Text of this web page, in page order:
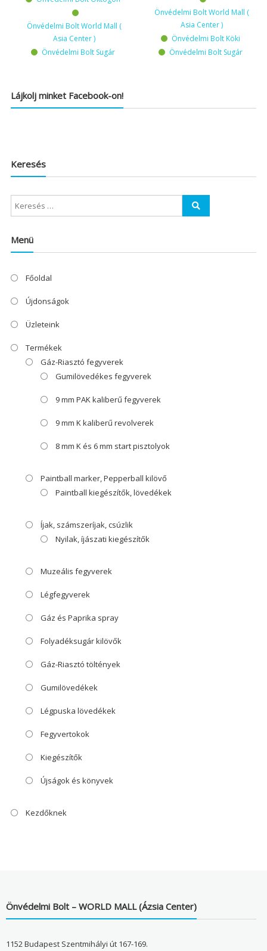
Önvédelmi Bolt World Mall (
Asia Center )
Önvédelmi Bolt Sugár
Önvédelmi Bolt World Mall (
Asia Center )
Önvédelmi Bolt Köki
Önvédelmi Bolt Sugár
Lájkolj minket Facebook-on!
Keresés
Menü
Főoldal
Újdonságok
Üzleteink
Termékek
Gáz-Riasztó fegyverek
Gumilövedékes fegyverek
9 mm PAK kaliberű fegyverek
9 mm K kaliberű revolverek
8 mm K és 6 mm start pisztolyok
Paintball marker, Pepperball kilövő
Paintball kiegészítők, lövedékek
Íjak, számszeríjak, csúzlik
Nyilak, íjászati kiegészítők
Muzeális fegyverek
Légfegyverek
Gáz és Paprika spray
Folyadéksugár kilövők
Gáz-Riasztó töltények
Gumilövedékek
Légpuska lövedékek
Fegyvertokok
Kiegészítők
Újságok és könyvek
Kezdőknek
Önvédelmi Bolt – WORLD MALL (Ázsia Center)
1152 Budapest Szentmihályi út 167-169.